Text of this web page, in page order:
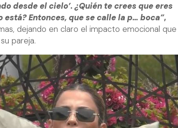
desde el cielo’. ¿Quién te crees que eres
Entonces, que se calle la p… boca”,
dejando en claro el impacto emocional que
pareja.